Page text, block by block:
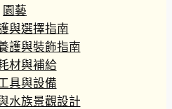
園藝
與選擇指南
護與裝飾指南
材與補給
具與設備
水族景觀設計